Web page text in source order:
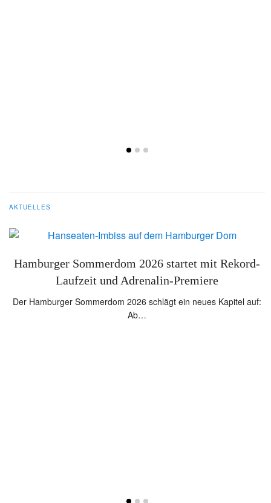
AKTUELLES
Hamburger Sommerdom 2026 startet mit Rekord-
Laufzeit und Adrenalin-Premiere
Der Hamburger Sommerdom 2026 schlägt ein neues Kapitel auf:
Ab…